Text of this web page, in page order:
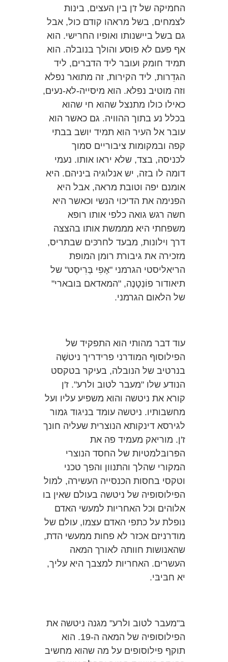
החמיקה של ז'ן בין העצים, בינות
לצמחים, בשל מראהו קודם כול, אבל
גם בשל ביישנותו ואופיו החרישי. הוא
אף פעם לא פוסע והולך בנובלה. הוא
תמיד חומק ועובר ליד הדברים, ליד
הגדֵרות, ליד הקירות, זה מתואר נפלא
וזה מוטיב נפלא. הוא מיסייה-לא-נעים,
כאילו כולו מתנצל שהוא חי שהוא
בכלל נע בתוך ההוויה. גם כאשר הוא
עובר אל העיר הוא תמיד יושב בבתי
קפה ובמקומות ציבוריים סמוך
לכניסה, בצד, שלא יראו אותו. נעמי
דומה לו בזה, יש אנלוגיה ביניהם. היא
אומנם יפה וטובת מראה, אבל היא
הפנימה את הדיכוי הנשי וכאשר היא
חשה רגש גואה כלפי אותו רופא
משפחתי היא מממשת אותו בהצצה
דרך וילונות, מבעד לחרכּים שבתריס,
מזכירה את גיבורת רומן המופת
הריאליסטי הגרמני "אֶפִי בְּרִיסְט" של
תיאודור פוֹנְטָנֶה, "המאדאם בּובארי"
של הלאום הגרמני.
עוד דבר מהותי הוא התפקיד של
הפילוסוף המודרני פרידריך ניטשֶׁה
בנרטיב של הנובלה, בעיקר בטקסט
הנודע שלו "מעבר לטוב ולרע". ז'ן
קורא את ניטשה והוא משפיע עליו ועל
מחשבותיו. ניטשה עומד בניגוד גמור
לגירסא דינקותא הנוצרית שעליה חונך
ז'ן. מוריאק מעמיד פה את
הפּרובּלמטיות של החסד הנוצרי
המקורי שהלך והתנוון והפך טכני
וטקסי בחסות הכנסייה העשירה, למול
הפילוסופיה של ניטשה בעולם שאין בו
אלוהים וכל האחריות למעשי האדם
נופלת על כתפי האדם עצמו, עולם של
מודרניזם אכזר לא פחות ממעשי הדת,
שהאנושות חוותה לאורך המאה
העשרים. האחריות למצבך היא עליך,
יא חבּיבּי.
ב"מעבר לטוב ולרע" מגנה ניטשה את
הפילוסופיה של המאה ה-19. הוא
תוקף פילוסופים על מה שהוא מחשיב